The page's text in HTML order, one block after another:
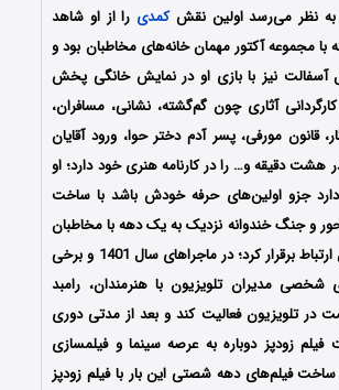
به نظر می‌رسد اولین نقشکمدی را از او شاهد
با مجموعه آکتور مهمان خانه‌های مخاطبان بود و
آسفالت نیز با بازی او در نمایش خانگی پخش
آثاری چون گم‌گشته، نشانی، مسافران،
قانون مورفی، پسر آدم دختر حوا، ورود آقایان
هشت دقیقه و… را در کارنامه هنری خود دارد؛ او
دارد جزو اولین‌های حرفه خودش باشد با ساخت
و جنگ خندوانه نزدیک به یک دهه با مخاطبان
از طریق تلویزیون ارتباط برقرار کرد؛ در ماجراهای سال 1401 و برخی
مدیران تلویزیون با هنرمندان، رامبد
در تلویزیون فعالیت کند و بعد از مدتی دوری
فیلم زودپز دوباره به عرصه سینما و فیلمسازی
فیلم‌های دهه شصتی این بار با فیلم زودپز